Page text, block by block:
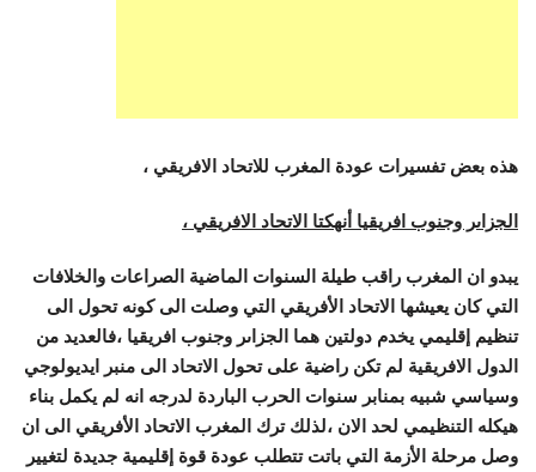
هذه بعض تفسيرات عودة المغرب للاتحاد الافريقي ،
الجزاىر وجنوب افريقيا أنهكتا الاتحاد الافريقي ،
يبدو ان المغرب راقب طيلة السنوات الماضية الصراعات والخلافات
التي كان يعيشها الاتحاد الأفريقي التي وصلت الى كونه تحول الى
تنظيم إقليمي يخدم دولتين هما الجزاىر وجنوب افريقيا ،فالعديد من
الدول الافريقية لم تكن راضية على تحول الاتحاد الى منبر ايديولوجي
وسياسي شبيه بمنابر سنوات الحرب الباردة لدرجه انه لم يكمل بناء
هيكله التنظيمي لحد الان ،لذلك ترك المغرب الاتحاد الأفريقي الى ان
وصل مرحلة الأزمة التي باتت تتطلب عودة قوة إقليمية جديدة لتغيير